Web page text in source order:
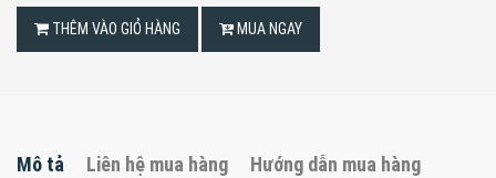
THÊM VÀO GIỎ HÀNG MUA NGAY
Mô tả Liên hệ mua hàng Hướng dẫn mua hàng